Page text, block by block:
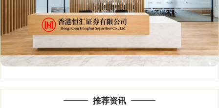
推荐资讯